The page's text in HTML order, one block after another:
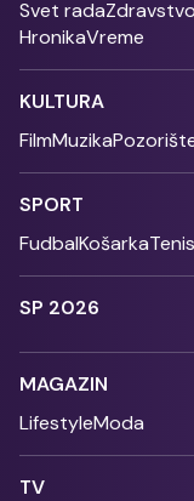
Svet radaZdravstvo
HronikaVreme
KULTURA
FilmMuzika
SPORT
FudbalKošarkaTenis
SP 2026
MAGAZIN
LifestyleModa
TV